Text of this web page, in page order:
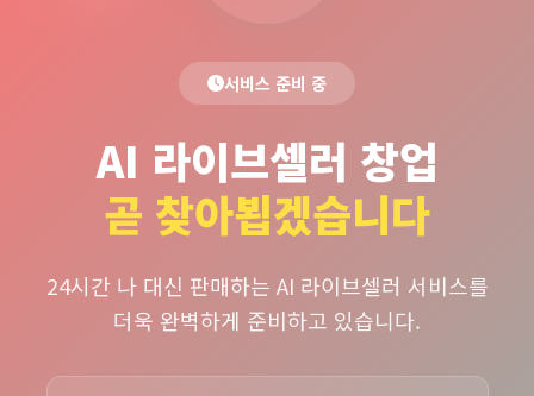
서비스 준비 중
AI 라이브셀러 창업
곧 찾아뵙겠습니다
24시간 나 대신 판매하는 AI 라이브셀러 서비스를
더욱 완벽하게 준비하고 있습니다.